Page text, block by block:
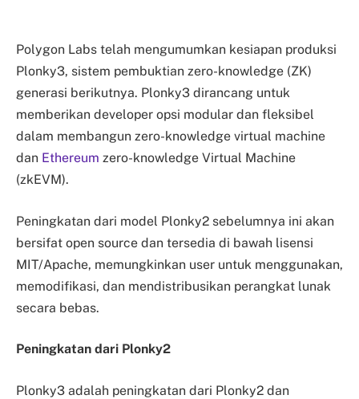
Polygon Labs telah mengumumkan kesiapan produksi
Plonky3, sistem pembuktian zero-knowledge (ZK)
generasi berikutnya. Plonky3 dirancang untuk
memberikan developer opsi modular dan fleksibel
dalam membangun zero-knowledge virtual machine
dan Ethereum zero-knowledge Virtual Machine
(zkEVM).
Peningkatan dari model Plonky2 sebelumnya ini akan
bersifat open source dan tersedia di bawah lisensi
MIT/Apache, memungkinkan user untuk menggunakan,
memodifikasi, dan mendistribusikan perangkat lunak
secara bebas.
Peningkatan dari Plonky2
Plonky3 adalah peningkatan dari Plonky2 dan